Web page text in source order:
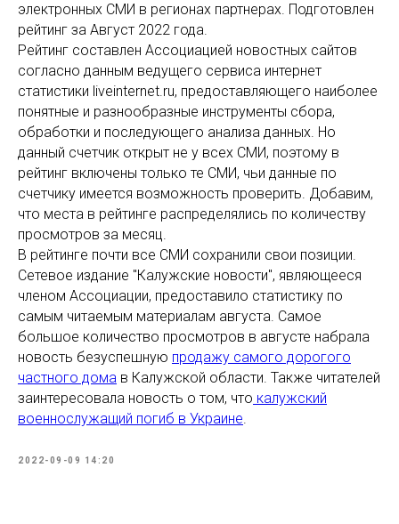
электронных СМИ в регионах партнерах. Подготовлен
рейтинг за Август 2022 года.
Рейтинг составлен Ассоциацией новостных сайтов
согласно данным ведущего сервиса интернет
статистики liveinternet.ru, предоставляющего наиболее
понятные и разнообразные инструменты сбора,
обработки и последующего анализа данных. Но
данный счетчик открыт не у всех СМИ, поэтому в
рейтинг включены только те СМИ, чьи данные по
счетчику имеется возможность проверить. Добавим,
что места в рейтинге распределялись по количеству
просмотров за месяц.
В рейтинге почти все СМИ сохранили свои позиции.
Сетевое издание "Калужские новости", являющееся
членом Ассоциации, предоставило статистику по
самым читаемым материалам августа. Самое
большое количество просмотров в августе набрала
новость безуспешную продажу самого дорогого
частного дома в Калужской области. Также читателей
заинтересовала новость о том, что калужский
военнослужащий погиб в Украине.
2022-09-09 14:20